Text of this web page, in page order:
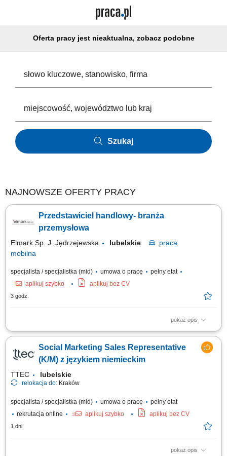
Oferta pracy jest nieaktualna, zobacz podobne
Szukaj
NAJNOWSZE OFERTY PRACY
Przedstawiciel handlowy- branża
przemysłowa
Elmark Sp. J. Jędrzejewska lubelskie
praca
mobilna
specjalista / specjalistka (mid) umowa o pracę
pełny etat
aplikuj szybko
aplikuj bez CV
3 godz.
pokaż opis
Twój zakres obowiązków: Reprezentowanie firmy w kontaktach
Współpraca z dużymi i średnimi firmami produkcyjnymi oraz
producentami maszyn. Pozyskiwanie nowych klientów oraz kontakt z
Social Marketing Sales Representative
(K/M) z językiem niemieckim
TTEC lubelskie
relokacja do: Kraków
specjalista / specjalistka (mid) umowa o pracę
pełny etat
rekrutacja online
aplikuj szybko aplikuj bez CV
1 dni
pokaż opis